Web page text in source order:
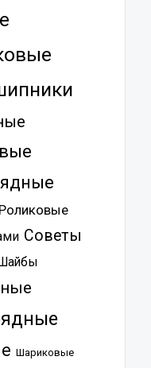
Роликовые
Советы
Шайбы
Шариковые